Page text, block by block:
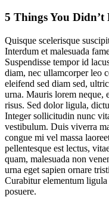
5 Things You
Quisque scelerisque
Interdum et malesuada
Suspendisse tempor id
diam, nec ullamcorper leo
eleifend sed diam sed,
urna. Mauris lorem neque,
risus. Sed dolor ligula,
Integer sollicitudin nunc
vestibulum. Duis viverra
congue mi vel massa
pellentesque est lectus,
quam, malesuada non
urna eget sapien ornare
Curabitur elementum
posuere.